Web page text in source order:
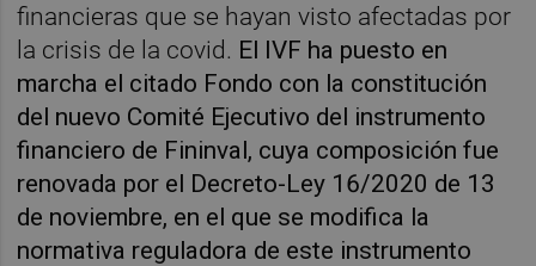
financieras que se hayan visto afectadas por
la crisis de la covid. El IVF ha puesto en
marcha el citado Fondo con la constitución
del nuevo Comité Ejecutivo del instrumento
financiero de Fininval, cuya composición fue
renovada por el Decreto-Ley 16/2020 de 13
de noviembre, en el que se modifica la
normativa reguladora de este instrumento